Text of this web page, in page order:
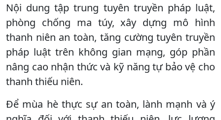
Nội dung tập trung tuyên truyền pháp luật,
phòng chống ma túy, xây dựng mô hình
thanh niên an toàn, tăng cường tuyên truyền
pháp luật trên không gian mạng, góp phần
nâng cao nhận thức và kỹ năng tự bảo vệ cho
thanh thiếu niên.
Để mùa hè thực sự an toàn, lành mạnh và ý